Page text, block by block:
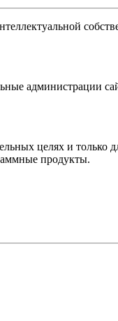
администрации
целях и только
продукты.